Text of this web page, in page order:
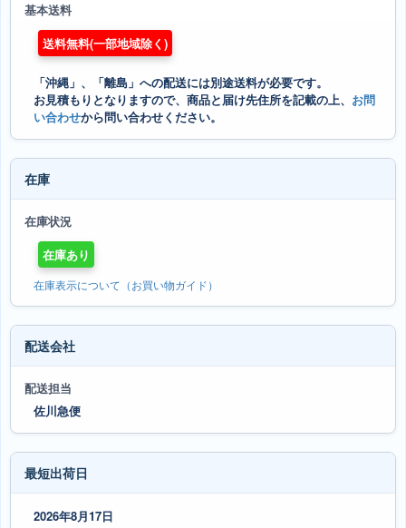
基本送料
送料無料(一部地域除く)
「沖縄」、「離島」への配送には別途送料が必要です。
お見積もりとなりますので、商品と届け先住所を記載の上、 お問
い合わせから問い合わせください。
在庫
在庫状況
在庫あり
在庫表示について（お買い物ガイド）
配送会社
配送担当
佐川急便
最短出荷日
2026年8月17日